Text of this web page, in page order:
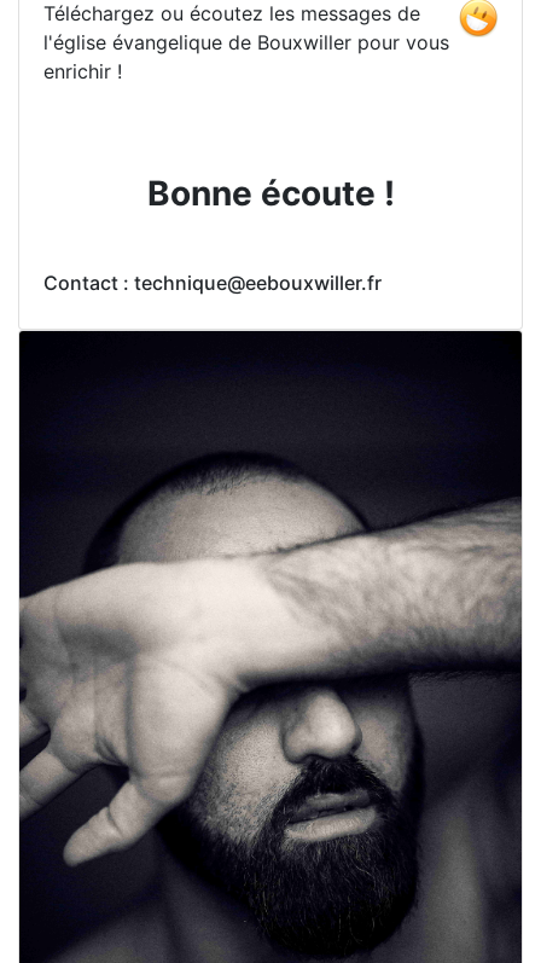
Téléchargez ou écoutez les messages de
l'église évangelique de Bouxwiller pour vous
enrichir !
Bonne écoute !
Contact : technique@eebouxwiller.fr